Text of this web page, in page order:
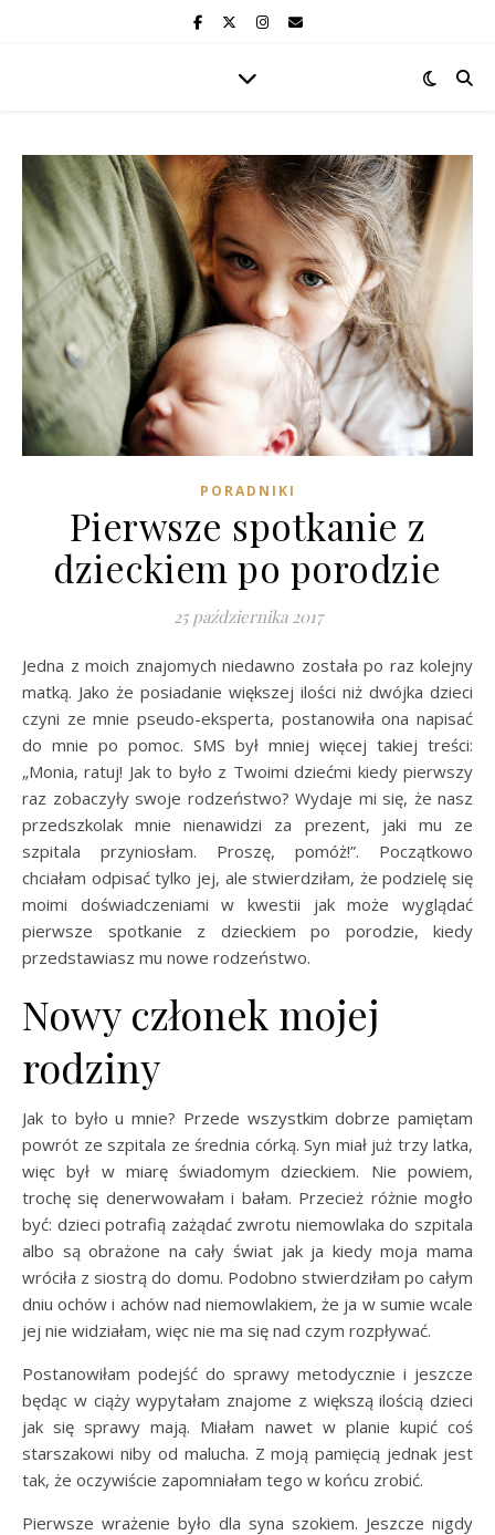
PORADNIKI
Pierwsze spotkanie z
dzieckiem po porodzie
25 października 2017
Jedna z moich znajomych niedawno została po raz kolejny
matką. Jako że posiadanie większej ilości niż dwójka dzieci
czyni ze mnie pseudo-eksperta, postanowiła ona napisać
do mnie po pomoc. SMS był mniej więcej takiej treści:
„Monia, ratuj! Jak to było z Twoimi dziećmi kiedy pierwszy
raz zobaczyły swoje rodzeństwo? Wydaje mi się, że nasz
przedszkolak mnie nienawidzi za prezent, jaki mu ze
szpitala przyniosłam. Proszę, pomóż!”. Początkowo
chciałam odpisać tylko jej, ale stwierdziłam, że podzielę się
moimi doświadczeniami w kwestii jak może wyglądać
pierwsze spotkanie z dzieckiem po porodzie, kiedy
przedstawiasz mu nowe rodzeństwo.
Nowy członek mojej
rodziny
Jak to było u mnie? Przede wszystkim dobrze pamiętam
powrót ze szpitala ze średnia córką. Syn miał już trzy latka,
więc był w miarę świadomym dzieckiem. Nie powiem,
trochę się denerwowałam i bałam. Przecież różnie mogło
być: dzieci potrafią zażądać zwrotu niemowlaka do szpitala
albo są obrażone na cały świat jak ja kiedy moja mama
wróciła z siostrą do domu. Podobno stwierdziłam po całym
dniu ochów i achów nad niemowlakiem, że ja w sumie wcale
jej nie widziałam, więc nie ma się nad czym rozpływać.
Postanowiłam podejść do sprawy metodycznie i jeszcze
będąc w ciąży wypytałam znajome z większą ilością dzieci
jak się sprawy mają. Miałam nawet w planie kupić coś
starszakowi niby od malucha. Z moją pamięcią jednak jest
tak, że oczywiście zapomniałam tego w końcu zrobić.
Pierwsze wrażenie było dla syna szokiem. Jeszcze nigdy